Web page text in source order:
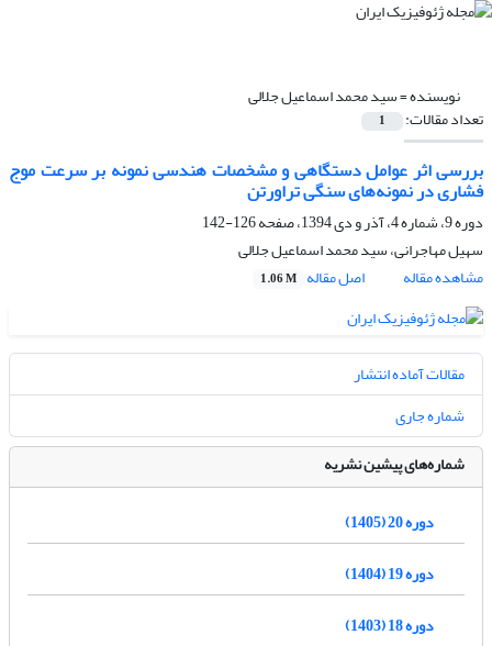
نویسنده =سید محمد اسماعیل جلالی
تعداد مقالات: 1
بررسی اثر عوامل دستگاهی و مشخصات هندسی نمونه بر سرعت موج
فشاری در نمونه‌های سنگی تراورتن
دوره 9، شماره 4، آذر و دی 1394، صفحه
126-142
سهیل مهاجرانی، سید محمد اسماعیل جلالی
مشاهده مقاله
اصل مقاله 1.06 M
مقالات آماده انتشار
شماره جاری
شماره‌های پیشین نشریه
دوره 20 (1405)
دوره 19 (1404)
دوره 18 (1403)